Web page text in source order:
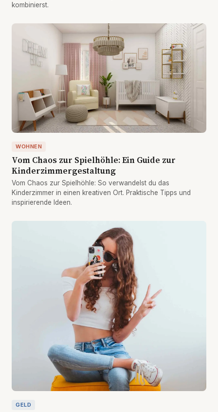
kombinierst.
WOHNEN
Vom Chaos zur Spielhöhle: Ein Guide zur
Kinderzimmergestaltung
Vom Chaos zur Spielhöhle: So verwandelst du das
Kinderzimmer in einen kreativen Ort. Praktische Tipps und
inspirierende Ideen.
GELD